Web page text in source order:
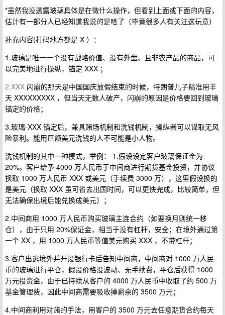
*虽然我没透露玻璃具体是在做什么操作，但看到上面或下面的内容，
估计有一部分人已经知道我说的是啥了（毕竟很多人有关注这玩意）
补充内容(打码地方都是 X ）：
1.玻璃是唯一一个没有战略价值、没有外盘、且非农产品的商品，可
以完美地进行操纵，锚定 XXX ；
2.XXX 闪崩的那天是中国国庆放假结束的时候，特朗普儿子精准用半
天 XXXXXXXXX ，但当天无数人破产，闪崩的原因是价格要回到玻璃
锚定的价格；
3.玻璃-XXX 锚定后，兼具赌场机制和洗钱机制，操纵者可以谋取无风
险暴利。能用巨额美元洗钱的人不可能是小人物。
洗钱机制的其中一种模式，举例： 1.假设设定客户玻璃保证金为
20%。客户给予 4000 万人民币于中间商进行期货基金投资，并协议
换取 1000 万人民币 XXX 或美元（手续费 3000 万），这里假设换的
是美元（换取 XXX 虽可省去出国时间，可以更快完成，比较简单，但
无法确保出境后能兑换成美元）；
2.中间商用 1000 万人民币购买玻璃主连合约（如要换月则统一移
仓），由于只用 20%保证金，相当于没有杠杆，安全；在境外通过第
一个 XX ，用 1000 万人民币等值美元购买 XXX ，不带杠杆；
3.客户出逃境外并开设银行卡后告知中间商，中间商对 1000 万人民
币的玻璃进行平仓，假设价格没波动、无手续费，平仓后获得 1000
万元投资金，由于已持续从客户的 4000 万人民币中收取了约 500 万
基金管理费，因此中间商需要吸收掉剩余的 3500 万元；
4.中间商利用对赌的手法，用客户的 3500 万元去任意期货合约每天